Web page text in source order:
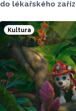
do lékařského
o tom tisková
V Prostějově
Zlínského nebo
Kultura